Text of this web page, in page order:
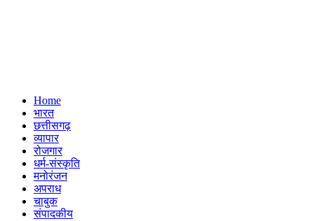
Home
भारत
छत्तीसगढ़
व्यापार
रोजगार
धर्म-संस्कृति
मनोरंजन
अपराध
चाबुक
संपादकीय